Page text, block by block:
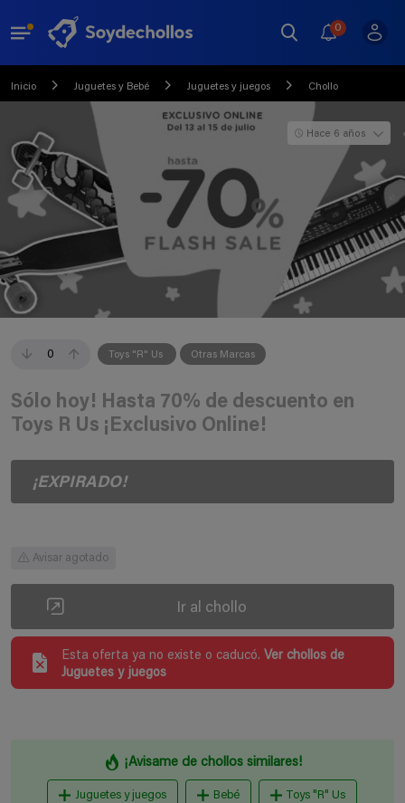
0
Inicio Juguetes y Bebé Juguetes y juegos Chollo
0 Toys "R" Us Otras Marcas
Hace 6 años
Sólo hoy! Hasta 70% de descuento en
Toys R Us ¡Exclusivo Online!
¡EXPIRADO!
Avisar agotado
Ir al chollo
Esta oferta ya no existe o caducó. Ver chollos de
Juguetes y juegos
¡Avisame de chollos similares!
Juguetes y juegos Bebé Toys "R" Us